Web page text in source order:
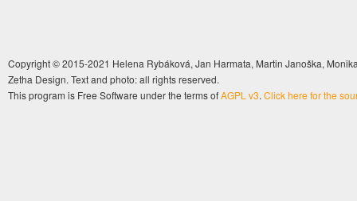
Copyright © 2015-2021 Helena Rybáková, Jan Harmata, Martin Janoška,
Zetha Design. Text and photo: all rights reserved.
This program is Free Software under the terms ofAGPL v3. Click here for the